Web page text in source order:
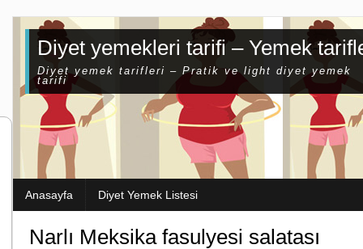
Diyet yemekleri tarifi – Yemek
Diyet yemek tarifleri – Pratik ve light diyet yemek
tarifi
Anasayfa Diyet Yemek Listesi
Narlı Meksika fasulyesi salatası